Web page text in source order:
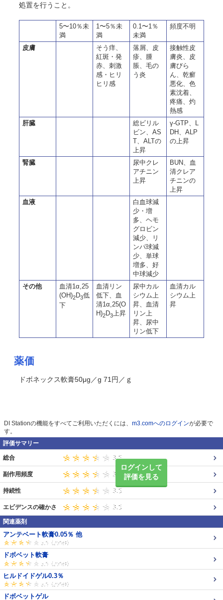
処置を行うこと。
5〜10％未
満
1〜5％未
満
0.1〜1％
未満
頻度不明
皮膚
そう痒、
紅斑・発
赤、刺激
感・ヒリ
ヒリ感
落屑、皮
疹、腫
脹、毛の
う 炎
接触性皮
膚炎、皮
膚びら
ん、乾癬
悪化、色
素沈着、
疼痛、灼
熱感
肝臓
総ビリル
ビン、AS
T、ALTの
上昇
γ-GTP、L
DH、ALP
の上昇
腎臓
尿中クレ
アチニン
上昇
BUN、血
清クレア
チニンの
上昇
血液
白血球減
少・増
多、ヘモ
グロビン
減少、リ
ンパ球減
少、単球
増多、好
中球減少
その他
血清1α,25
(OH)2D3低
下
血清リン
低下、血
清1α,25(O
H)2D3 上昇
尿中カル
シウム上
昇、血清
リン上
昇、尿中
リン低下
血清カル
シウム上
昇
薬価
ドボネックス軟膏50μg／g 71円／ｇ
DI Stationの機能をすべてご利用いただくには、 m3.comへのログインが必要で
す。
評価サマリー
ログインして
評価を見る
総合
副作用頻度
持続性
エビデンスの確かさ
関連薬剤
アンテベート軟膏0.05％ 他
ドボベット軟膏
ヒルドイドゲル0.3％
ドボベットゲル